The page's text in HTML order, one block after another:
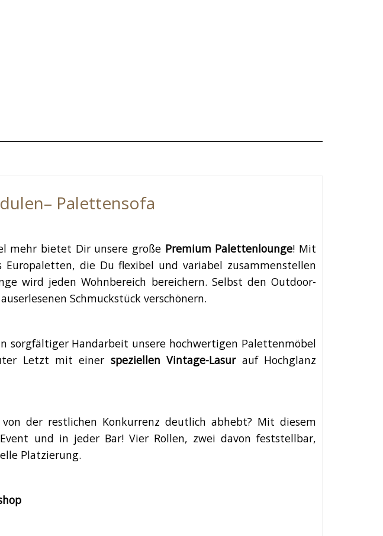
Palettensofa
mehr bietet Dir unsere große Premium Palettenlounge! Mit
die Du flexibel und variabel zusammenstellen
wird jeden Wohnbereich bereichern. Selbst den Outdoor-
Schmuckstück verschönern.
sorgfältiger Handarbeit unsere hochwertigen Palettenmöbel
Letzt mit einer speziellen Vintage-Lasurauf Hochglanz
der restlichen Konkurrenz deutlich abhebt? Mit diesem
und in jeder Bar! Vier Rollen, zwei davon feststellbar,
Platzierung.